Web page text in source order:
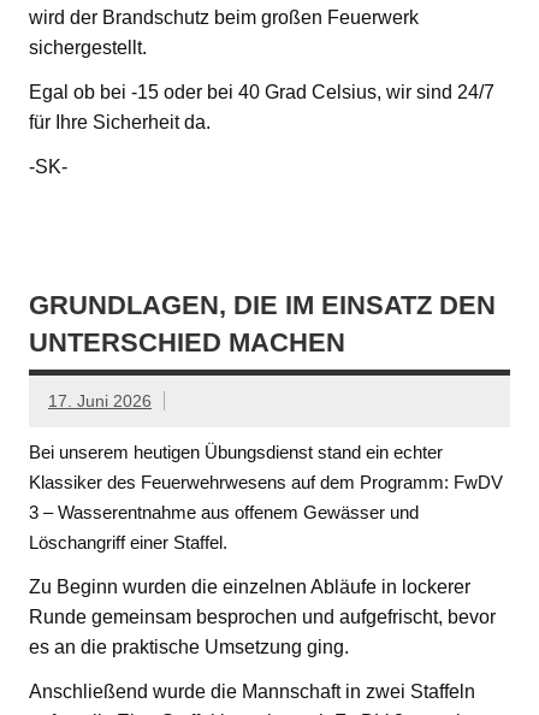
wird der Brandschutz beim großen Feuerwerk
sichergestellt.
Egal ob bei -15 oder bei 40 Grad Celsius, wir sind 24/7
für Ihre Sicherheit da.
-SK-
GRUNDLAGEN, DIE IM EINSATZ DEN
UNTERSCHIED MACHEN
17. Juni 2026
Bei unserem heutigen Übungsdienst stand ein echter
Klassiker des Feuerwehrwesens auf dem Programm: FwDV
3 – Wasserentnahme aus offenem Gewässer und
Löschangriff einer Staffel.
Zu Beginn wurden die einzelnen Abläufe in lockerer
Runde gemeinsam besprochen und aufgefrischt, bevor
es an die praktische Umsetzung ging.
Anschließend wurde die Mannschaft in zwei Staffeln